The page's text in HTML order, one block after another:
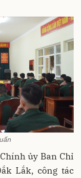
ủy Ban Chỉ
Lắk, công tác